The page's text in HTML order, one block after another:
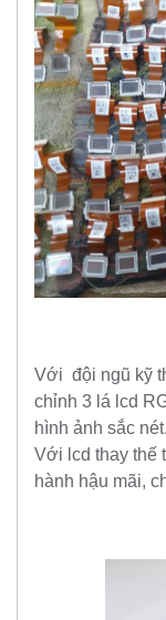
Với đội ngũ kỹ
chỉnh 3 lá lcd
hình ảnh sắc nét.
Với lcd thay thế
hành hậu mãi,